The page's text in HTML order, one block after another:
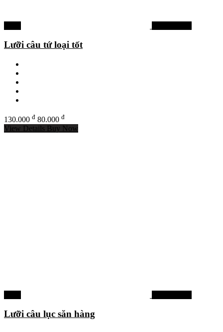
Lưỡi câu tứ loại tốt
130.000 đ 80.000 đ
View Details Buy Now
Lưỡi câu lục săn hàng